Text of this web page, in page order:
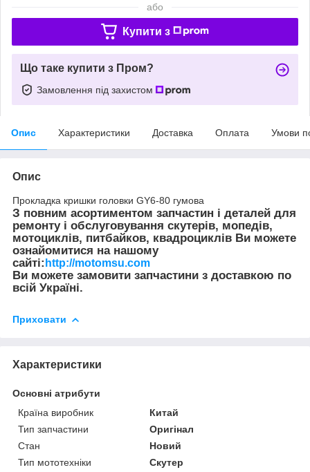
або
Купити з
Що таке купити з Пром?
Замовлення під захистом
Опис Характеристики Доставка Оплата Умови
Опис
Прокладка кришки головки GY6-80 гумова
З повним асортиментом запчастин і деталей для
ремонту і обслуговування скутерів, мопедів,
мотоциклів, питбайков, квадроциклів Ви можете
ознайомитися на нашому
сайті: http://motomsu.com
Ви можете замовити запчастини з доставкою по
всій Україні.
Приховати
Характеристики
Основні атрибути
Країна виробник
Китай
Тип запчастини
Оригінал
Стан
Новий
Тип мототехніки
Скутер